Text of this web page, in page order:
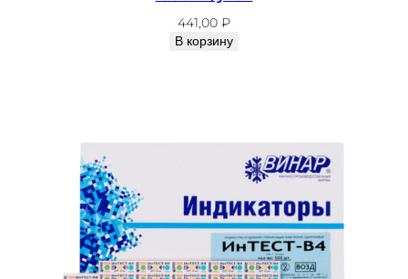
441,00 ₽
В корзину